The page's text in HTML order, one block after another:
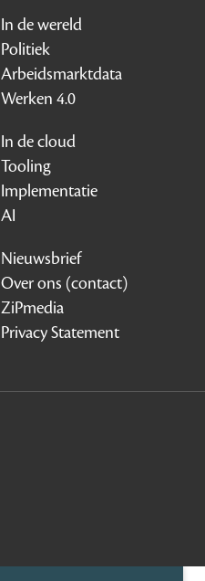
In de wereld
Politiek
Arbeidsmarktdata
Werken 4.0
In de cloud
Tooling
Implementatie
AI
Nieuwsbrief
Over ons (contact)
ZiPmedia
Privacy Statement